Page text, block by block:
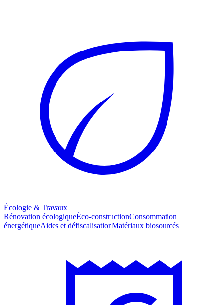
Écologie & Travaux
Rénovation écologiqueÉco-constructionConsommation
énergétiqueAides et défiscalisationMatériaux biosourcés